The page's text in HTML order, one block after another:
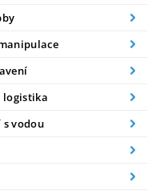
logistika
s vodou